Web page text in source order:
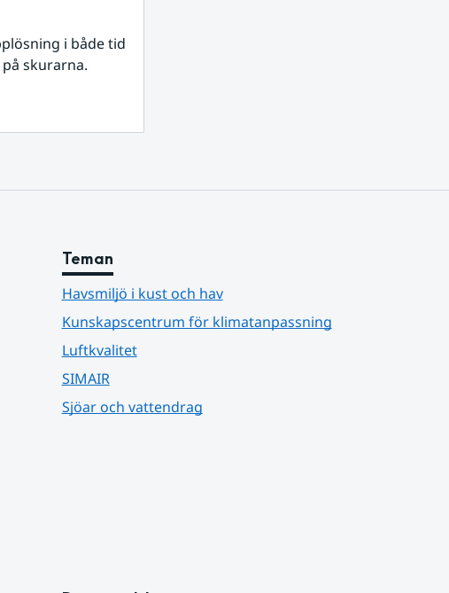
i både tid
skurarna.
Teman
Havsmiljö i kust och hav
Kunskapscentrum för klimatanpassning
Luftkvalitet
SIMAIR
Sjöar och vattendrag